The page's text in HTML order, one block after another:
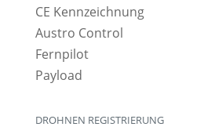
CE Kennzeichnung
Austro Control
Fernpilot
Payload
DROHNEN REGISTRIERUNG